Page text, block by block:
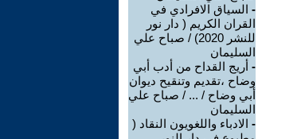
- السياق الافرادي في
القران الكريم ( دار نور
للنشر 2020) / صباح علي
السليمان
- أريج القداح من أدب أبي
وضاح ،تقديم وتنقيح ديوان
أبي وضاح / ... / صباح علي
السليمان
- الادباء واللغويون النقاد (